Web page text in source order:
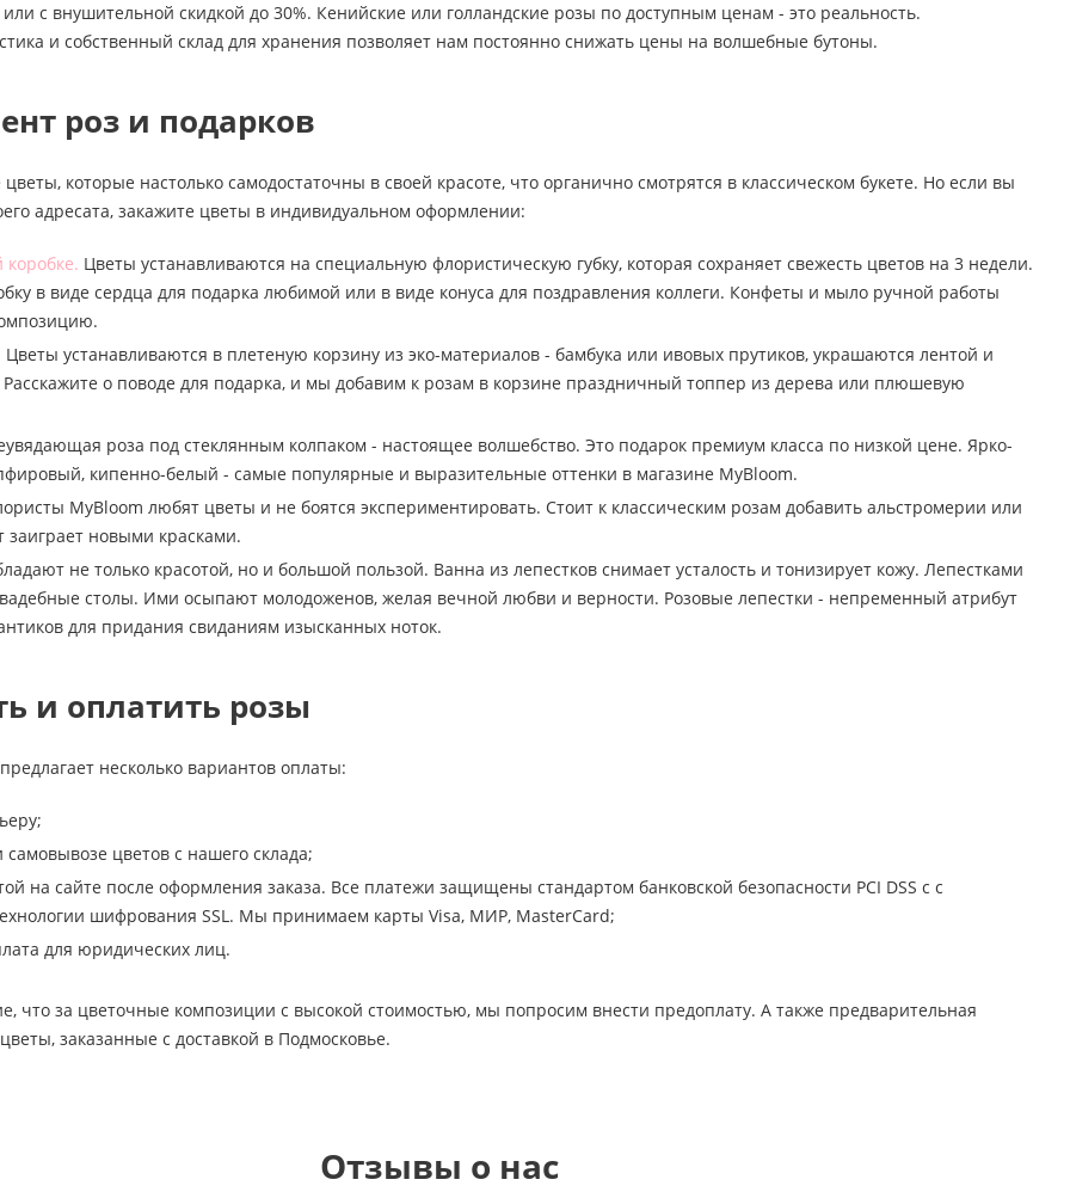
с внушительной скидкой до 30%. Кенийские или голландские розы по доступным ценам - это реальность.
и собственный склад для хранения позволяет нам постоянно снижать цены на волшебные бутоны.
роз и подарков
которые настолько самодостаточны в своей красоте, что органично смотрятся в классическом букете. Но если вы
адресата, закажите цветы в индивидуальном оформлении:
Цветы устанавливаются на специальную флористическую губку, которая сохраняет свежесть цветов на 3 недели.
в виде сердца для подарка любимой или в виде конуса для поздравления коллеги. Конфеты и мыло ручной работы
Цветы устанавливаются в плетеную корзину из эко-материалов - бамбука или ивовых прутиков, украшаются лентой и
о поводе для подарка, и мы добавим к розам в корзине праздничный топпер из дерева или плюшевую
роза под стеклянным колпаком - настоящее волшебство. Это подарок премиум класса по низкой цене. Ярко-
кипенно-белый - самые популярные и выразительные оттенки в магазине MyBloom.
MyBloom любят цветы и не боятся экспериментировать. Стоит к классическим розам добавить альстромерии или
заиграет новыми красками.
не только красотой, но и большой пользой. Ванна из лепестков снимает усталость и тонизирует кожу. Лепестками
столы. Ими осыпают молодоженов, желая вечной любви и верности. Розовые лепестки - непременный атрибут
для придания свиданиям изысканных ноток.
и оплатить розы
несколько вариантов оплаты:
цветов с нашего склада;
на сайте после оформления заказа. Все платежи защищены стандартом банковской безопасности PCI DSS с с
шифрования SSL. Мы принимаем карты Visa, МИР, MasterCard;
для юридических лиц.
что за цветочные композиции с высокой стоимостью, мы попросим внести предоплату. А также предварительная
заказанные с доставкой в Подмосковье.
Отзывы о нас